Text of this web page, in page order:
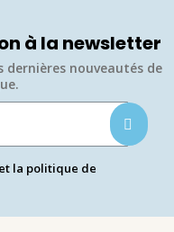
à la newsletter
dernières nouveautés de
et la politique de